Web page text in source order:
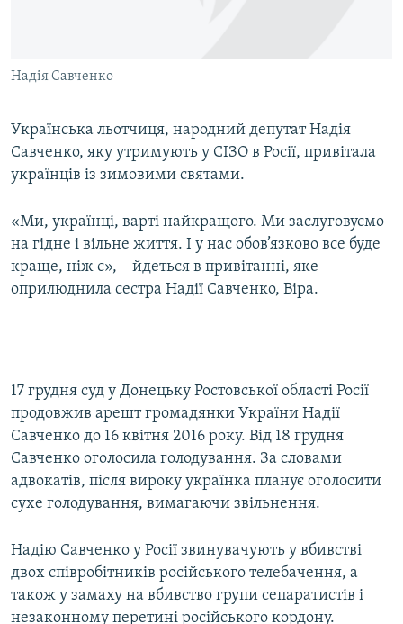
УКРАЇНСЬКА ПРОБЛЕМА КРИМУ
Надія Савченко
Українська льотчиця, народний депутат Надія
Савченко, яку утримують у СІЗО в Росії, привітала
українців із зимовими святами.
«Ми, українці, варті найкращого. Ми заслуговуємо
на гідне і вільне життя. І у нас обов’язково все буде
краще, ніж є», – йдеться в привітанні, яке
оприлюднила сестра Надії Савченко, Віра.
17 грудня суд у Донецьку Ростовської області Росії
продовжив арешт громадянки України Надії
Савченко до 16 квітня 2016 року. Від 18 грудня
Савченко оголосила голодування. За словами
адвокатів, після вироку українка планує оголосити
сухе голодування, вимагаючи звільнення.
Надію Савченко у Росії звинувачують у вбивстві
двох співробітників російського телебачення, а
також у замаху на вбивство групи сепаратистів і
незаконному перетині російського кордону.